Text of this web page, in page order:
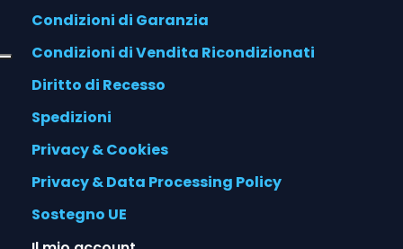
Condizioni di Garanzia
Condizioni di Vendita Ricondizionati
Diritto di Recesso
Spedizioni
Privacy & Cookies
Privacy & Data Processing Policy
Sostegno UE